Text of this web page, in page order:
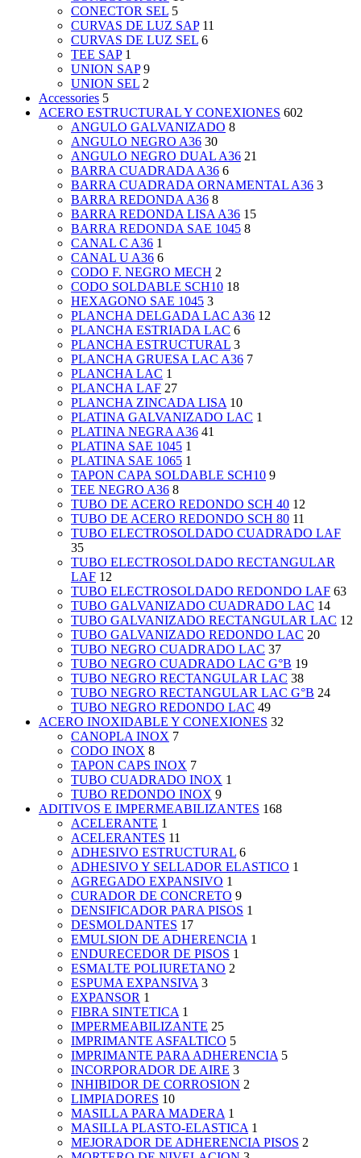
CONECTOR SEL 5
CURVAS DE LUZ SAP 11
CURVAS DE LUZ SEL 6
TEE SAP 1
UNION SAP 9
UNION SEL 2
Accessories 5
ACERO ESTRUCTURAL Y CONEXIONES 602
ANGULO GALVANIZADO 8
ANGULO NEGRO A36 30
ANGULO NEGRO DUAL A36 21
BARRA CUADRADA A36 6
BARRA CUADRADA ORNAMENTAL A36 3
BARRA REDONDA A36 8
BARRA REDONDA LISA A36 15
BARRA REDONDA SAE 1045 8
CANAL C A36 1
CANAL U A36 6
CODO F. NEGRO MECH 2
CODO SOLDABLE SCH10 18
HEXAGONO SAE 1045 3
PLANCHA DELGADA LAC A36 12
PLANCHA ESTRIADA LAC 6
PLANCHA ESTRUCTURAL 3
PLANCHA GRUESA LAC A36 7
PLANCHA LAC 1
PLANCHA LAF 27
PLANCHA ZINCADA LISA 10
PLATINA GALVANIZADO LAC 1
PLATINA NEGRA A36 41
PLATINA SAE 1045 1
PLATINA SAE 1065 1
TAPON CAPA SOLDABLE SCH10 9
TEE NEGRO A36 8
TUBO DE ACERO REDONDO SCH 40 12
TUBO DE ACERO REDONDO SCH 80 11
TUBO ELECTROSOLDADO CUADRADO LAF
35
TUBO ELECTROSOLDADO RECTANGULAR
LAF 12
TUBO ELECTROSOLDADO REDONDO LAF 63
TUBO GALVANIZADO CUADRADO LAC 14
TUBO GALVANIZADO RECTANGULAR LAC 12
TUBO GALVANIZADO REDONDO LAC 20
TUBO NEGRO CUADRADO LAC 37
TUBO NEGRO CUADRADO LAC G°B 19
TUBO NEGRO RECTANGULAR LAC 38
TUBO NEGRO RECTANGULAR LAC G°B 24
TUBO NEGRO REDONDO LAC 49
ACERO INOXIDABLE Y CONEXIONES 32
CANOPLA INOX 7
CODO INOX 8
TAPON CAPS INOX 7
TUBO CUADRADO INOX 1
TUBO REDONDO INOX 9
ADITIVOS E IMPERMEABILIZANTES 168
ACELERANTE 1
ACELERANTES 11
ADHESIVO ESTRUCTURAL 6
ADHESIVO Y SELLADOR ELASTICO 1
AGREGADO EXPANSIVO 1
CURADOR DE CONCRETO 9
DENSIFICADOR PARA PISOS 1
DESMOLDANTES 17
EMULSION DE ADHERENCIA 1
ENDURECEDOR DE PISOS 1
ESMALTE POLIURETANO 2
ESPUMA EXPANSIVA 3
EXPANSOR 1
FIBRA SINTETICA 1
IMPERMEABILIZANTE 25
IMPRIMANTE ASFALTICO 5
IMPRIMANTE PARA ADHERENCIA 5
INCORPORADOR DE AIRE 3
INHIBIDOR DE CORROSION 2
LIMPIADORES 10
MASILLA PARA MADERA 1
MASILLA PLASTO-ELASTICA 1
MEJORADOR DE ADHERENCIA PISOS 2